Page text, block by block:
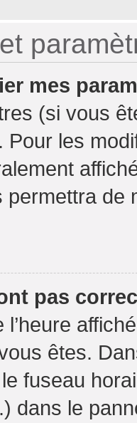
mes
(si vous
Pour les
permettra de
pas
l’heure
êtes.
fuseau
dans le